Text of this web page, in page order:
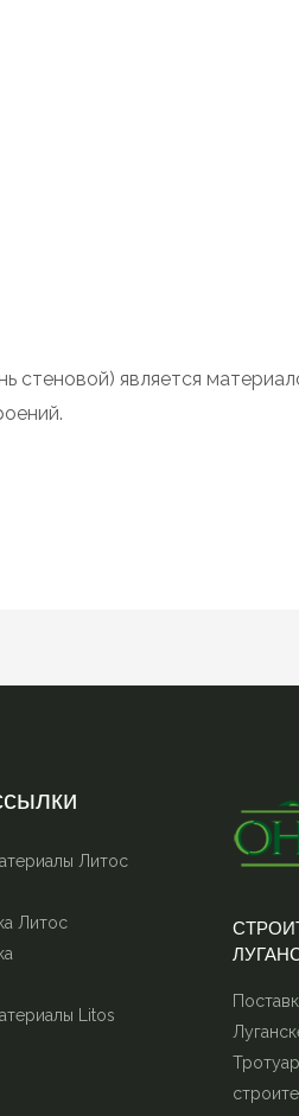
стеновой) является
Литос
Литос
Litos